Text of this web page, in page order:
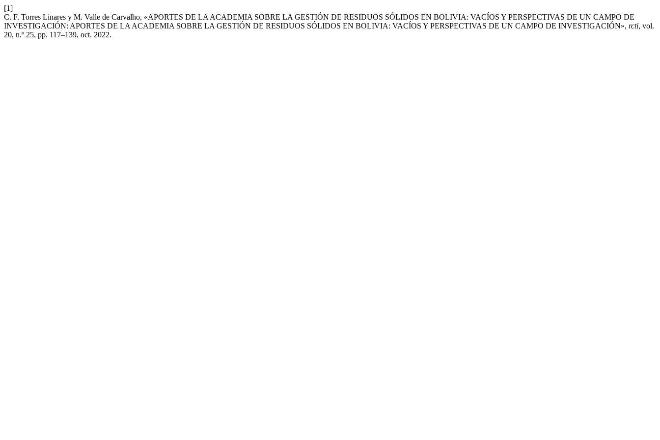
[1]
C. F. Torres Linares y M. Valle de Carvalho, «APORTES DE LA ACADEMIA SOBRE LA GESTIÓN DE RESIDUOS SÓLIDOS EN BOLIVIA: VACÍOS Y PERSPECTIVAS DE UN CAMPO DE
INVESTIGACIÓN: APORTES DE LA ACADEMIA SOBRE LA GESTIÓN DE RESIDUOS SÓLIDOS EN BOLIVIA: VACÍOS Y PERSPECTIVAS DE UN CAMPO DE INVESTIGACIÓN», rcti, vol.
20, n.º 25, pp. 117–139, oct. 2022.